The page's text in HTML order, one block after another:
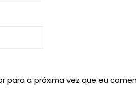
para a próxima vez que eu